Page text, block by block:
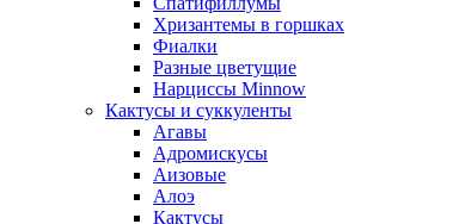
Хризантемы в горшках
Фиалки
Разные цветущие
Нарциссы Minnow
Кактусы и суккуленты
Агавы
Адромискусы
Аизовые
Алоэ
Кактусы